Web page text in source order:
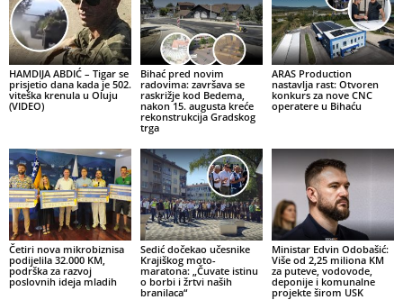
HAMDIJA ABDIĆ – Tigar se
prisjetio dana kada je 502.
viteška krenula u Oluju
(VIDEO)
Bihać pred novim
radovima: završava se
raskrižje kod Bedema,
nakon 15. augusta kreće
rekonstrukcija Gradskog
trga
ARAS Production
nastavlja rast: Otvoren
konkurs za nove CNC
operatere u Bihaću
Četiri nova mikrobiznisa
podijelila 32.000 KM,
podrška za razvoj
poslovnih ideja mladih
Sedić dočekao učesnike
Krajiškog moto-
maratona: „Čuvate istinu
o borbi i žrtvi naših
branilaca“
Ministar Edvin Odobašić:
Više od 2,25 miliona KM
za puteve, vodovode,
deponije i komunalne
projekte širom USK